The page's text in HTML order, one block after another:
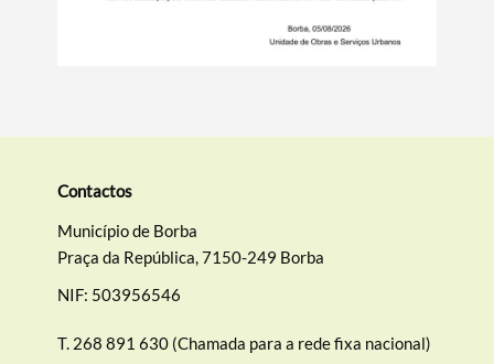
Filtros
Contactos
Município de Borba
Praça da República, 7150-249 Borba
NIF: 503956546
T. 268 891 630 (Chamada para a rede fixa nacional)